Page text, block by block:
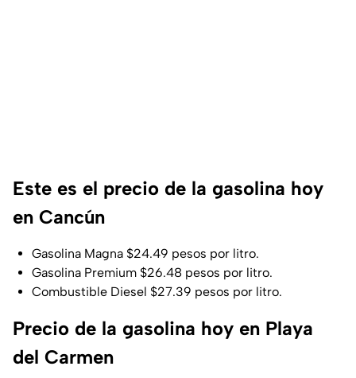
Este es el precio de la gasolina hoy
en Cancún
Gasolina Magna $24.49 pesos por litro.
Gasolina Premium $26.48 pesos por litro.
Combustible Diesel $27.39 pesos por litro.
Precio de la gasolina hoy en Playa
del Carmen